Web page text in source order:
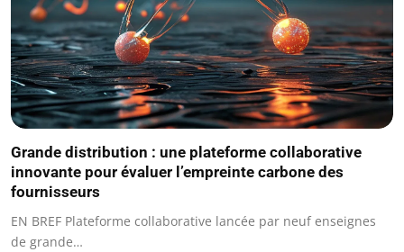
Grande distribution : une plateforme collaborative
innovante pour évaluer l’empreinte carbone des
fournisseurs
EN BREF Plateforme collaborative lancée par neuf enseignes
de grande…